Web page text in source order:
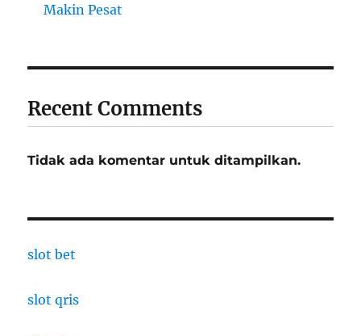
Makin Pesat
Recent Comments
Tidak ada komentar untuk ditampilkan.
slot bet
slot qris